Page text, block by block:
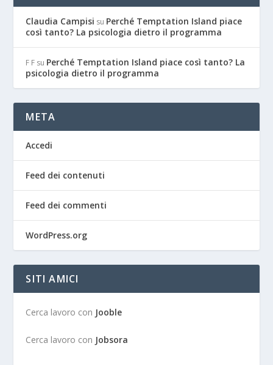
Claudia Campisi su Perché Temptation Island piace
così tanto? La psicologia dietro il programma
F F su Perché Temptation Island piace così tanto? La
psicologia dietro il programma
META
Accedi
Feed dei contenuti
Feed dei commenti
WordPress.org
SITI AMICI
Cerca lavoro con Jooble
Cerca lavoro con Jobsora